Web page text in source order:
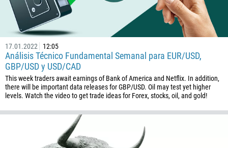
17.01.2022 12:05
Análisis Técnico Fundamental Semanal para EUR/USD,
GBP/USD y USD/CAD
This week traders await earnings of Bank of America and Netflix. In addition,
there will be important data releases for GBP/USD. Oil may test yet higher
levels. Watch the video to get trade ideas for Forex, stocks, oil, and gold!
238
1345
236
235
56
86
61
61